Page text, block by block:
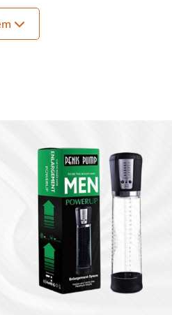
thước, cải thiện ngoại hình